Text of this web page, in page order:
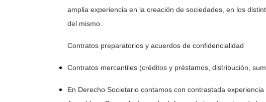
amplia experiencia en la creación de sociedades, en los
del mismo.
Contratos preparatorios y acuerdos de confidencialidad
Contratos mercantiles (créditos y préstamos, distribución,
En Derecho Societario contamos con contrastada